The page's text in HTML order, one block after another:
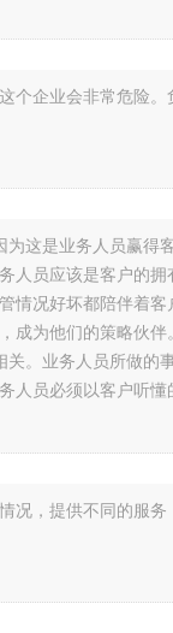
个企业会非常危险
这是业务人员赢得
人员应该是客户的
情况好坏都陪伴着
成为他们的策略伙
。业务人员所做的
人员必须以客户听懂
况，提供不同的服